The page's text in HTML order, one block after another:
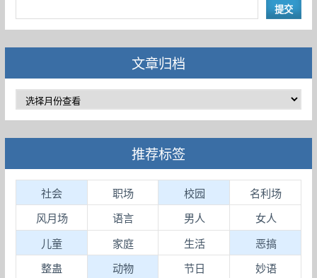
文章归档
推荐标签
社会 职场 校园 名利场
风月场 语言 男人 女人
儿童 家庭 生活 恶搞
整蛊 动物 节日 妙语